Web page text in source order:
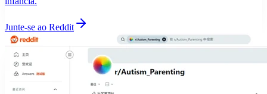
Junte-se ao Reddit